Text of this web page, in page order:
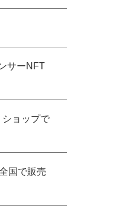
サーNFT
ョップで
国で販売